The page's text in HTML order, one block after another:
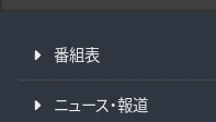
番組表
ニュース・報道